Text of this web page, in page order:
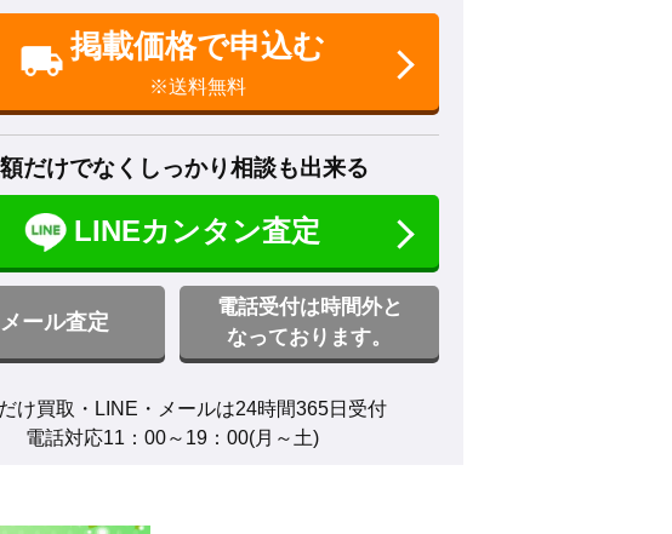
掲載価格で申込む
※送料無料
だけでなくしっかり相談も出来る
LINEカンタン査定
メール査定
電話受付は時間外と
なっております。
け買取・LINE・メールは24時間365日受付
電話対応11：00～19：00(月～土)